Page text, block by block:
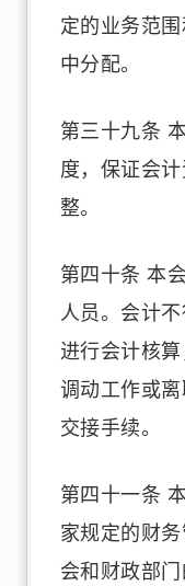
定的业务范
中分配。
第三十九条
度，保证会
整。
第四十条 本
人员。会计
进行会计核
调动工作或
交接手续。
第四十一条
家规定的财
会和财政部